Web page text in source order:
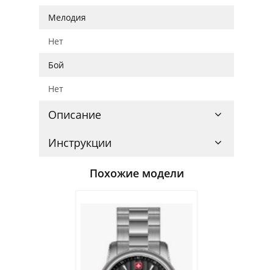
Мелодия
Нет
Бой
Нет
Описание
Инструкции
Похожие модели